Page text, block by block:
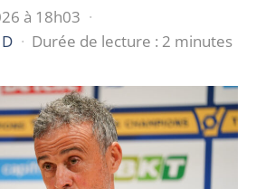
à 18h03 ·
· Durée de lecture : 2 minutes